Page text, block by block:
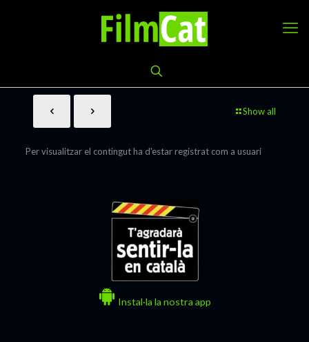
Show all
Per visualitzar el contingut ha d'estar registrat com a usuari
Instal·la la nostra app